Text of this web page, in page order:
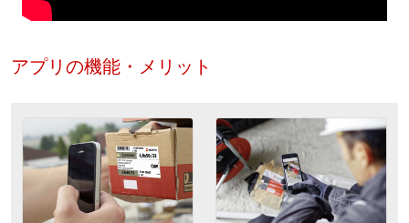
アプリの機能・メリット